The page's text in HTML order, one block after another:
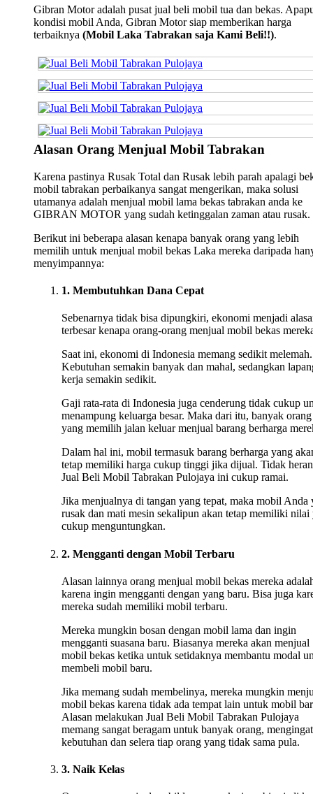
Gibran Motor adalah pusat jual beli mobil tua dan bekas.
kondisi mobil Anda, Gibran Motor siap memberikan harga
terbaiknya (Mobil Laka Tabrakan saja Kami Beli!!).
Alasan Orang Menjual Mobil Tabrakan
Karena pastinya Rusak Total dan Rusak lebih parah apalagi
mobil tabrakan perbaikanya sangat mengerikan, maka solusi
utamanya adalah menjual mobil lama bekas tabrakan anda ke
GIBRAN MOTOR yang sudah ketinggalan zaman atau rusak.
Berikut ini beberapa alasan kenapa banyak orang yang lebih
memilih untuk menjual mobil bekas Laka mereka daripada
menyimpannya:
1. Membutuhkan Dana Cepat
Sebenarnya tidak bisa dipungkiri, ekonomi menjadi
terbesar kenapa orang-orang menjual mobil bekas
Saat ini, ekonomi di Indonesia memang sedikit melemah.
Kebutuhan semakin banyak dan mahal, sedangkan
kerja semakin sedikit.
Gaji rata-rata di Indonesia juga cenderung tidak cukup
menampung keluarga besar. Maka dari itu, banyak orang
yang memilih jalan keluar menjual barang berharga
Dalam hal ini, mobil termasuk barang berharga yang
tetap memiliki harga cukup tinggi jika dijual. Tidak
Jual Beli Mobil Tabrakan Pulojaya ini cukup ramai.
Jika menjualnya di tangan yang tepat, maka mobil Anda
rusak dan mati mesin sekalipun akan tetap memiliki nilai
cukup menguntungkan.
2. Mengganti dengan Mobil Terbaru
Alasan lainnya orang menjual mobil bekas mereka
karena ingin mengganti dengan yang baru. Bisa juga
mereka sudah memiliki mobil terbaru.
Mereka mungkin bosan dengan mobil lama dan ingin
mengganti suasana baru. Biasanya mereka akan menjual
mobil bekas ketika untuk setidaknya membantu modal
membeli mobil baru.
Jika memang sudah membelinya, mereka mungkin
mobil bekas karena tidak ada tempat lain untuk mobil
Alasan melakukan Jual Beli Mobil Tabrakan Pulojaya
memang sangat beragam untuk banyak orang, mengingat
kebutuhan dan selera tiap orang yang tidak sama pula.
3. Naik Kelas